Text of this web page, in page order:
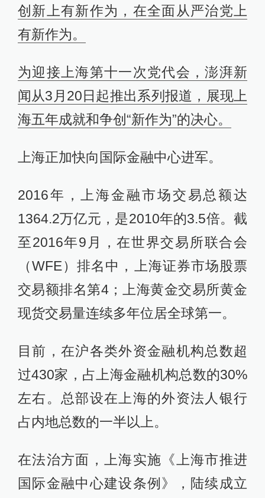
创新上有新作为，在全面从严治党上
有新作为。
为迎接上海第十一次党代会，澎湃新
闻从3月20日起推出系列报道，展现上
海五年成就和争创“新作为”的决心。
上海正加快向国际金融中心进军。
2016年，上海金融市场交易总额达
1364.2万亿元，是2010年的3.5倍。截
至2016年9月，在世界交易所联合会
（WFE）排名中，上海证券市场股票
交易额排名第4；上海黄金交易所黄金
现货交易量连续多年位居全球第一。
目前，在沪各类外资金融机构总数超
过430家，占上海金融机构总数的30%
左右。总部设在上海的外资法人银行
占内地总数的一半以上。
在法治方面，上海实施《上海市推进
国际金融中心建设条例》，陆续成立